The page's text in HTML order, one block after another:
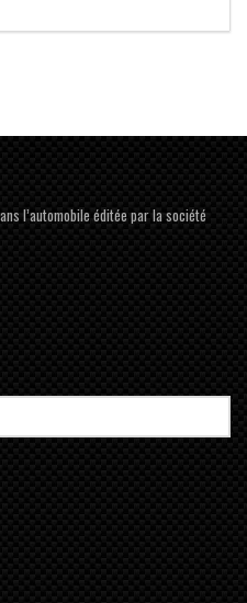
l’automobile éditée par la société